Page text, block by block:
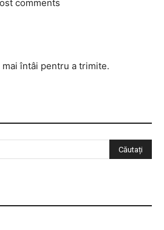
comments
mai întâi pentru a trimite.